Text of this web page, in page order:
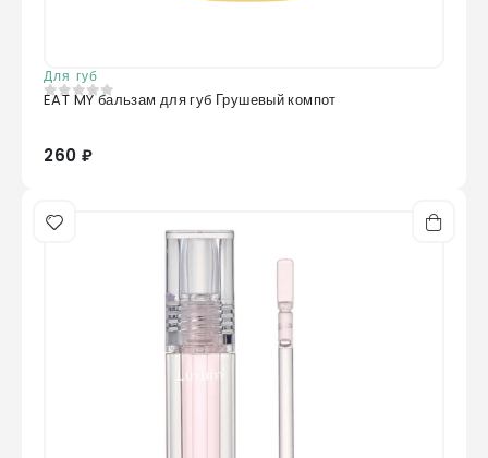
Для губ
0из 5
EAT MY бальзам для губ Грушевый компот
260 ₽